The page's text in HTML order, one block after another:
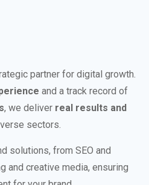
partner for digital growth.
and a track record of
, we deliver real results and
sectors.
solutions, from SEO and
and creative media, ensuring